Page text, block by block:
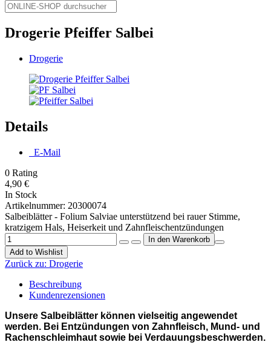
Drogerie Pfeiffer Salbei
Drogerie
Details
E-Mail
0 Rating
4,90 €
In Stock
Artikelnummer: 20300074
Salbeiblätter - Folium Salviae unterstützend bei rauer Stimme,
kratzigem Hals, Heiserkeit und Zahnfleischentzündungen
Add to Wishlist
Zurück zu: Drogerie
Beschreibung
Kundenrezensionen
Unsere Salbeiblätter können vielseitig angewendet
werden. Bei Entzündungen von Zahnfleisch, Mund- und
Rachenschleimhaut sowie bei Verdauungsbeschwerden.